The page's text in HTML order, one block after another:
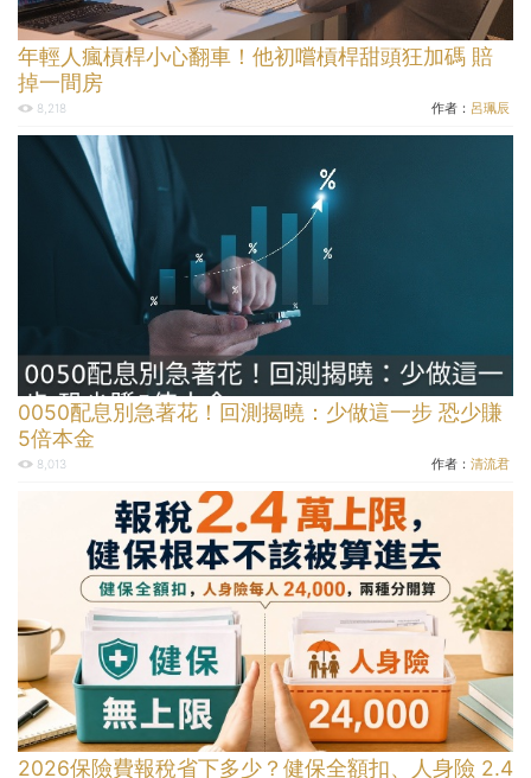
年輕人瘋槓桿小心翻車！他初嚐槓桿甜頭狂加碼 賠
掉一間房
8,218 作者： 呂珮辰
0050配息別急著花！回測揭曉：少做這一步 恐少賺
5倍本金
8,013 作者： 清流君
2026保險費報稅省下多少？健保全額扣、人身險 2.4